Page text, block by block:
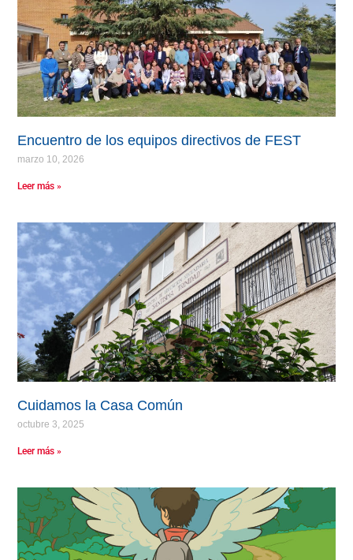
Encuentro de los equipos directivos de FEST
marzo 10, 2026
Leer más »
Cuidamos la Casa Común
octubre 3, 2025
Leer más »